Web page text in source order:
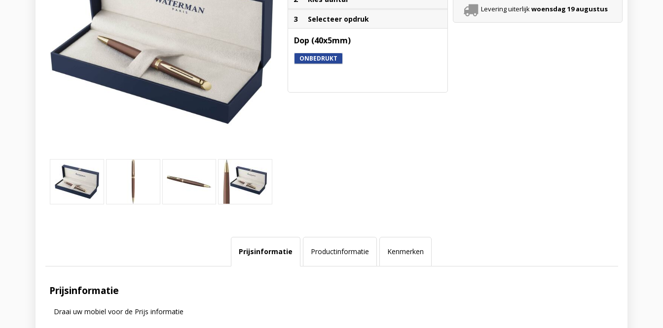
3 Selecteer opdruk
Dop (40x5mm)
ONBEDRUKT
Levering uiterlijkwoensdag 19 augustus
Prijsinformatie Productinformatie Kenmerken
Prijsinformatie
Draai uw mobiel voor de Prijs informatie